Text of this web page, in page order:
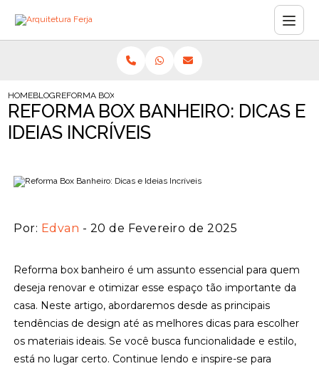
HOMEBLOGREFORMA BOX BANHEIRO: DICAS E IDEIAS INCRÍVEIS
REFORMA BOX BANHEIRO: DICAS E
IDEIAS INCRÍVEIS
Por: Edvan - 20 de Fevereiro de 2025
Reforma box banheiro é um assunto essencial para quem
deseja renovar e otimizar esse espaço tão importante da
casa. Neste artigo, abordaremos desde as principais
tendências de design até as melhores dicas para escolher
os materiais ideais. Se você busca funcionalidade e estilo,
está no lugar certo. Continue lendo e inspire-se para